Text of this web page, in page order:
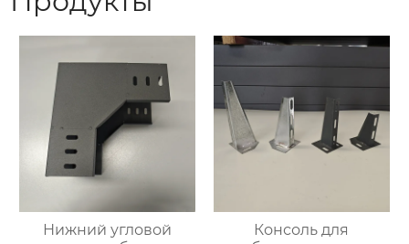
Нижний угловой
Консоль для